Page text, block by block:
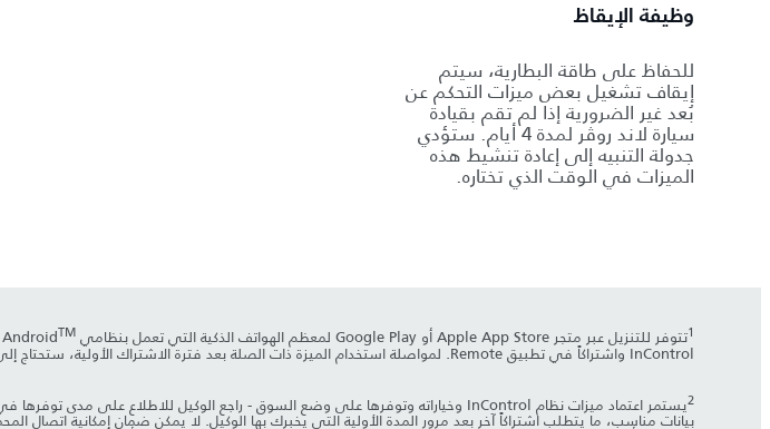
وظيفة الإيقاظ
للحفاظ على طاقة البطارية، سيتم
إيقاف تشغيل بعض ميزات التحكم عن
بُعد غير الضرورية إذا لم تقم بقيادة
سيارة لاند روڤر لمدة 4 أيام. ستؤدي
جدولة التنبيه إلى إعادة تنشيط هذه
الميزات في الوقت الذي تختاره.
1تتوفر للتنزيل عبر متجر Apple App Store أو Google Play لمعظم الهواتف الذكية التي تعمل بنظامي Android TM
InControl واشتراكاً في تطبيق Remote. لمواصلة استخدام الميزة ذات الصلة بعد فترة الاشتراك الأولية، ستحتاج إلى تجديد اشتراكك ودفع رسوم التجديد المطبَّقة.
2